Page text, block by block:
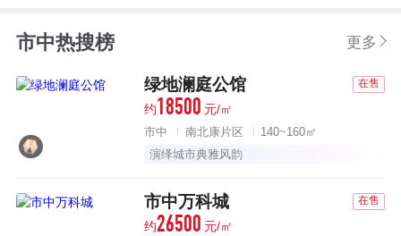
市中热搜榜 更多
绿地澜庭公馆 在售
约18500 元/㎡
市中 南北康片区
140~160㎡
演绎城市典雅风韵
市中万科城 在售
约26500 元/㎡